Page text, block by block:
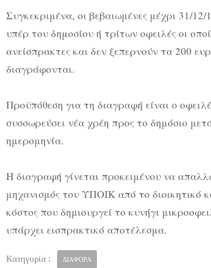
Συγκεκριμένα, οι βεβαιωμένες μέχρι 31/
υπέρ του δημοσίου ή τρίτων οφειλές οι
ανείσπρακτες και δεν ξεπερνούν τα 200
διαγράφονται.
Προϋπόθεση για τη διαγραφή είναι ο
συσσωρεύσει νέα χρέη προς το δημόσιο
ημερομηνία.
Η διαγραφή γίνεται προκειμένου να
μηχανισμός του ΥΠΟΙΚ από το διοικητικό
κόστος που δημιουργεί το κυνήγι
υπάρχει εισπρακτικό αποτέλεσμα.
Κατηγορία : ΔΙΑΦΟΡΑ